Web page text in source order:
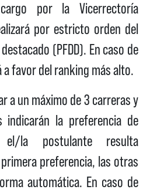
por la Vicerrectoría
por estricto orden del
(PFDD). En caso de
favor del ranking más alto.
un máximo de 3 carreras y
la preferencia de
la postulante resulta
preferencia, las otras
automática. En caso de